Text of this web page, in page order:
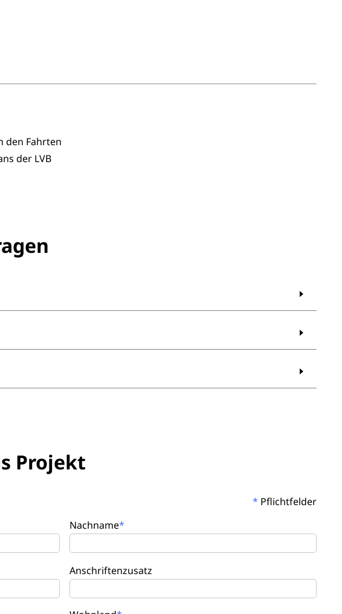
den Fahrten
der LVB
die Befragung der Fahrgäste generell? Wie buche ich
Wie logge ich mich in das Erhebungsportal ein?
Projekt
* Pflichtfelder
Nachname
Anschriftenzusatz